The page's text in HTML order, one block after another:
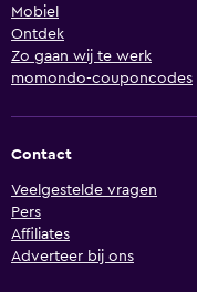
Mobiel
Ontdek
Zo gaan wij te werk
momondo-couponcodes
Contact
Veelgestelde vragen
Pers
Affiliates
Adverteer bij ons